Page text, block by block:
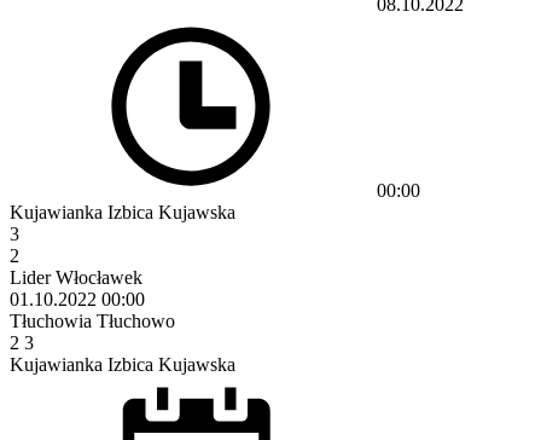
08.10.2022
00:00
Kujawianka Izbica Kujawska
3
2
Lider Włocławek
01.10.2022 00:00
Tłuchowia Tłuchowo
2 3
Kujawianka Izbica Kujawska